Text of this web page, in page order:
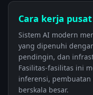
Cara kerja
Sistem AI modern
yang dipenuhi
pendingin, dan
Fasilitas-fasilitas ini
inferensi, pembuatan
berskala besar.